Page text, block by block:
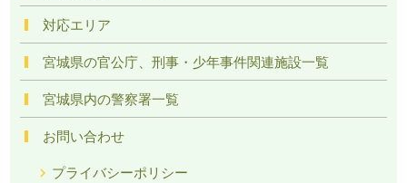
対応エリア
宮城県の官公庁、刑事・少年事件関連施設一覧
宮城県内の警察署一覧
お問い合わせ
プライバシーポリシー